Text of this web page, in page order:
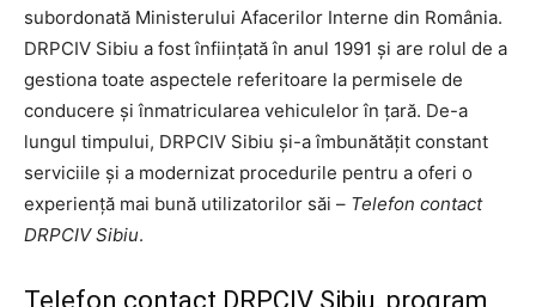
subordonată Ministerului Afacerilor Interne din România.
DRPCIV Sibiu a fost înființată în anul 1991 și are rolul de a
gestiona toate aspectele referitoare la permisele de
conducere și înmatricularea vehiculelor în țară. De-a
lungul timpului, DRPCIV Sibiu și-a îmbunătățit constant
serviciile și a modernizat procedurile pentru a oferi o
experiență mai bună utilizatorilor săi – Telefon contact
DRPCIV Sibiu.
Telefon contact DRPCIV Sibiu, program